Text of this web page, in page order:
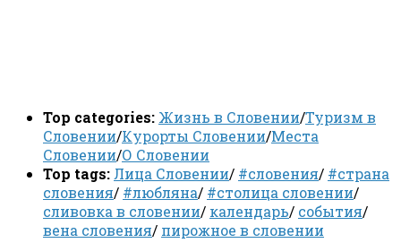
Top categories: Жизнь в Словении/Туризм в
Словении/Курорты Словении/Места
Словении/О Словении
Top tags: Лица Словении/ #словения/ #страна
словения/ #любляна/ #столица словении/
сливовка в словении/ календарь/ события/
вена словения/ пирожное в словении